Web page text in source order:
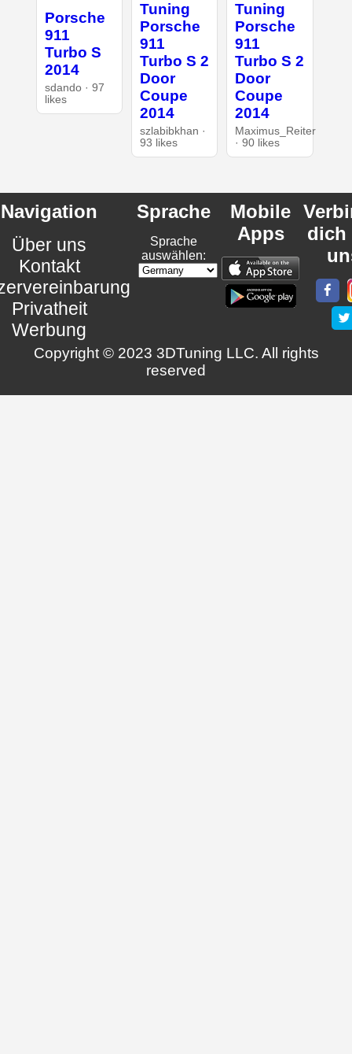
Porsche
911
Turbo S
2014
sdando · 97
likes
Tuning
Porsche
911
Turbo S 2
Door
Coupe
2014
szlabibkhan ·
93 likes
Tuning
Porsche
911
Turbo S 2
Door
Coupe
2014
Maximus_Reiter
· 90 likes
Navigation
Über uns
Kontakt
Privatheit
Werbung
Sprache
Sprache
auswählen:
Mobile
Apps
dich
Copyright © 2023 3DTuning LLC. All rights
reserved